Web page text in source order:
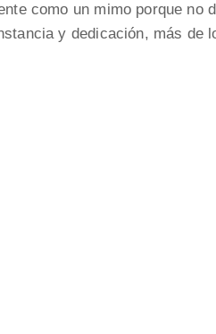
como un mimo porque no
y dedicación, más de